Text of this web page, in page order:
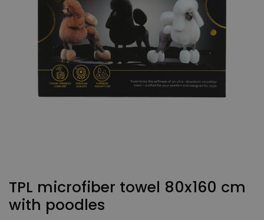
TPL microfiber towel 80x160 cm
with poodles